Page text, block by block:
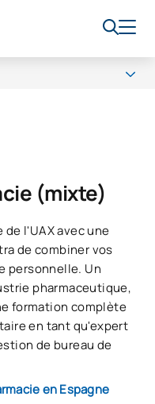
(mixte)
l'UAX avec une
de combiner vos
personnelle. Un
pharmaceutique,
formation complète
en tant qu'expert
de bureau de
en Espagne